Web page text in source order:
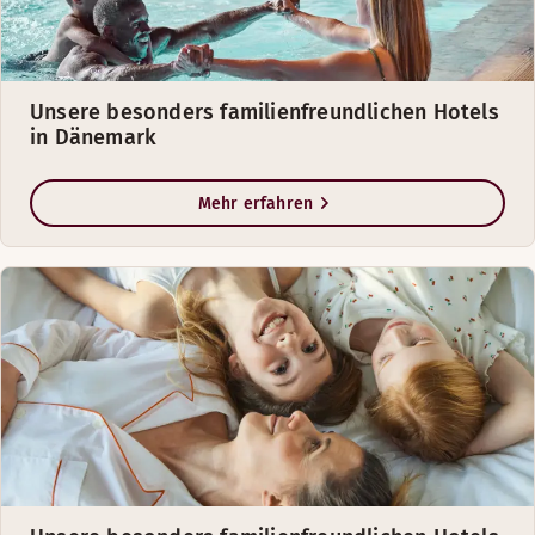
Unsere besonders familienfreundlichen Hotels
in Dänemark
Mehr erfahren